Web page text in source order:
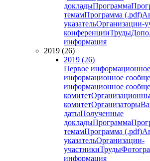
докладыПрограмма
темамПрограмма (.pdf)
указательОрганизации-
конференцииТруды
информация
2019 (26)
2019 (26)
Первое
информационное
информационное
комитет
комитетОрганизаторы
датыПолученные
докладыПрограмма
темамПрограмма (.pdf)
указательОрганизации-
участникиТруды
информация